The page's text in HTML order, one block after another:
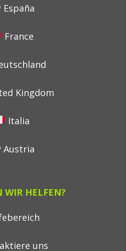
España
France
Kingdom
Italia
Austria
WIR HELFEN?
uns